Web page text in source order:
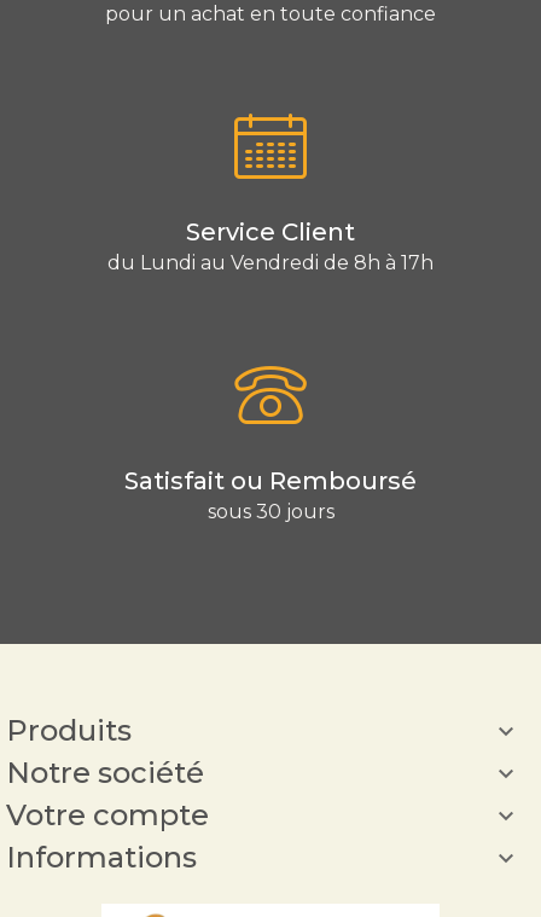
pour un achat en toute confiance
Service Client
du Lundi au Vendredi de 8h à 17h
Satisfait ou Remboursé
sous 30 jours
Produits 
Notre société 
Votre compte 
Informations 